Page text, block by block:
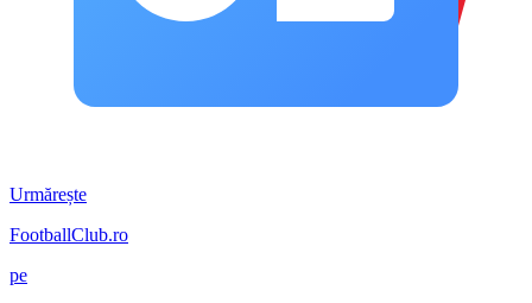
Urmărește
FootballClub.ro
pe